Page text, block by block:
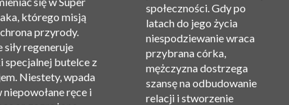
którego misją
przyrody.
siły regeneruje
specjalnej butelce z
Niestety, wpada
niepowołane ręce i
społeczności. Gdy po
latach do jego życia
niespodziewanie wraca
przybrana córka,
mężczyzna dostrzega
szansę na odbudowanie
relacji i stworzenie